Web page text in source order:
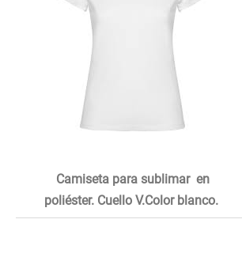
Camiseta para sublimar en
poliéster. Cuello V.Color blanco.